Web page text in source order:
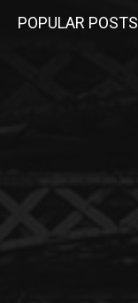
POPULAR POSTS